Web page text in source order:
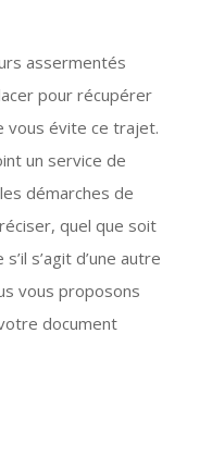
assermentés
pour récupérer
vous évite ce trajet.
un service de
démarches de
quel que soit
s’agit d’une autre
vous proposons
document